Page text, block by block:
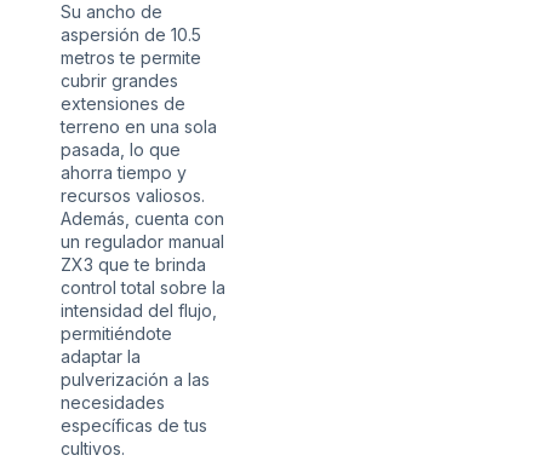
Su ancho de
aspersión de 10.5
metros te permite
cubrir grandes
extensiones de
terreno en una sola
pasada, lo que
ahorra tiempo y
recursos valiosos.
Además, cuenta con
un regulador manual
ZX3 que te brinda
control total sobre la
intensidad del flujo,
permitiéndote
adaptar la
pulverización a las
necesidades
específicas de tus
cultivos.